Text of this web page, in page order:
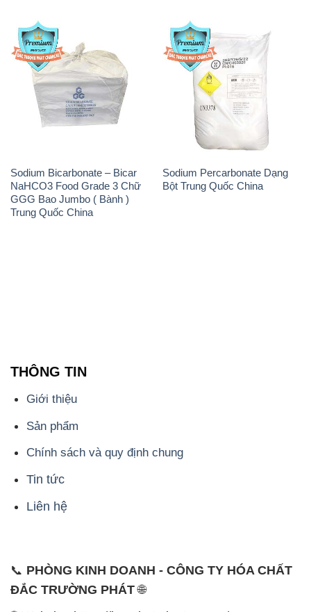
Sodium Bicarbonate – Bicar
NaHCO3 Food Grade 3 Chữ
GGG Bao Jumbo ( Bành )
Trung Quốc China
Sodium Percarbonate Dạng
Bột Trung Quốc China
THÔNG TIN
Giới thiệu
Sản phẩm
Chính sách và quy định chung
Tin tức
Liên hệ
📞 PHÒNG KINH DOANH - CÔNG TY HÓA CHẤT
ĐẮC TRƯỜNG PHÁT🌐